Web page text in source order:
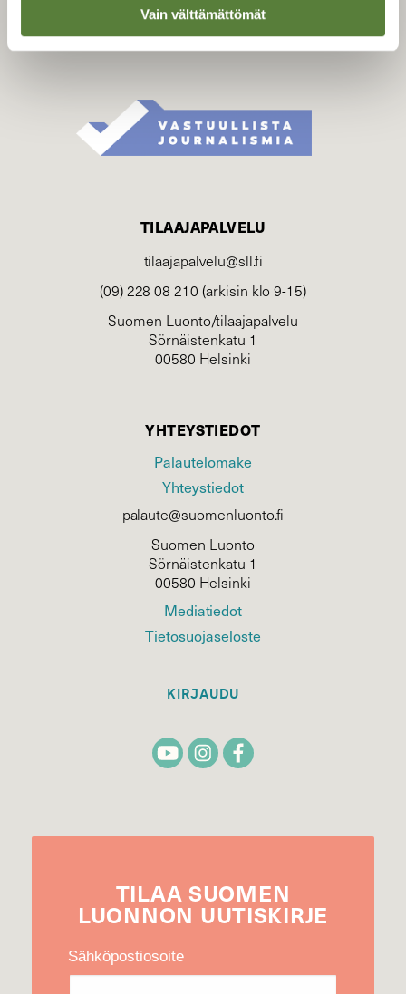
Vain välttämättömät
TILAAJAPALVELU
tilaajapalvelu@sll.fi
(09) 228 08 210 (arkisin klo 9-15)
Suomen Luonto/tilaajapalvelu
Sörnäistenkatu 1
00580 Helsinki
YHTEYSTIEDOT
Palautelomake
Yhteystiedot
palaute@suomenluonto.fi
Suomen Luonto
Sörnäistenkatu 1
00580 Helsinki
Mediatiedot
Tietosuojaseloste
KIRJAUDU
TILAA SUOMEN
LUONNON UUTIS­KIRJE
Sähköpostiosoite